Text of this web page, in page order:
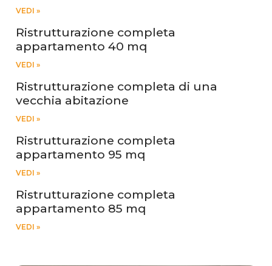
VEDI »
Ristrutturazione completa
appartamento 40 mq
VEDI »
Ristrutturazione completa di una
vecchia abitazione
VEDI »
Ristrutturazione completa
appartamento 95 mq
VEDI »
Ristrutturazione completa
appartamento 85 mq
VEDI »